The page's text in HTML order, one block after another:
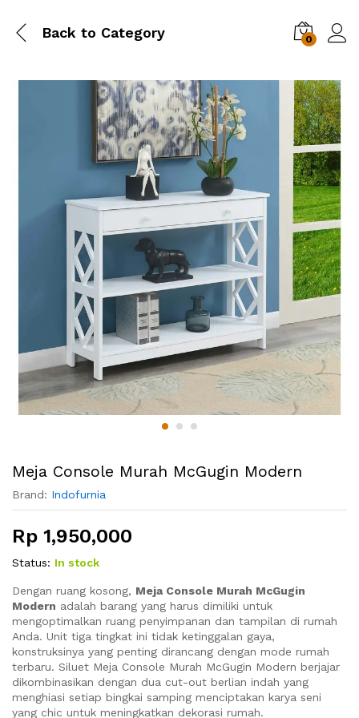
Back to Category 0
Meja Console Murah McGugin Modern
Brand: Indofurnia
Rp 1,950,000
Status: In stock
Dengan ruang kosong, Meja Console Murah McGugin
Modern adalah barang yang harus dimiliki untuk
mengoptimalkan ruang penyimpanan dan tampilan di rumah
Anda. Unit tiga tingkat ini tidak ketinggalan gaya,
konstruksinya yang penting dirancang dengan mode rumah
terbaru. Siluet Meja Console Murah McGugin Modern berjajar
dikombinasikan dengan dua cut-out berlian indah yang
menghiasi setiap bingkai samping menciptakan karya seni
yang chic untuk meningkatkan dekorasi rumah.